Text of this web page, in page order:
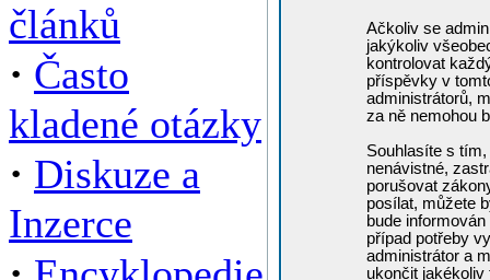
článků
· Často
kladené otázky
· Diskuze a
Inzerce
Ačkoliv se
jakýkoliv
kontrolovat
příspěvky v
administrátorů,
za ně nemohou
Souhlasíte s
nenávistné,
porušovat
posílat, můžete
bude
případ potřeby
administrátor a
ukončit